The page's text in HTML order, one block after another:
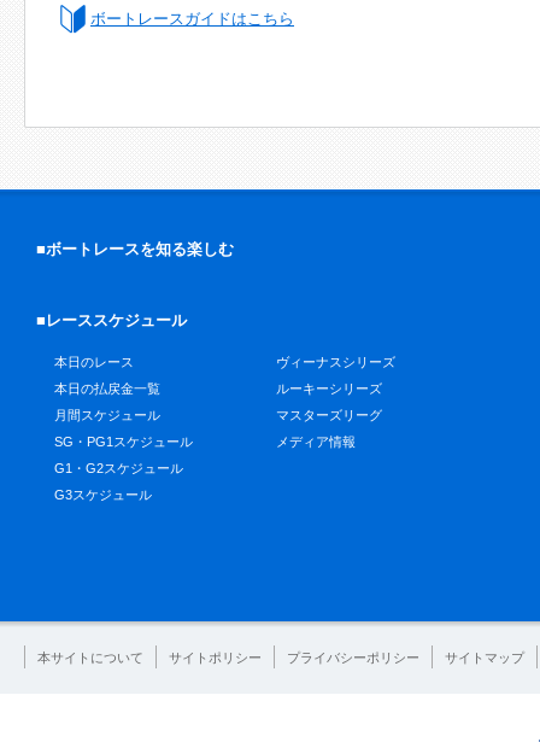
ボートレースガイドはこちら
■ボートレースを知る楽しむ
■レーススケジュール
本日のレース
本日の払戻金一覧
月間スケジュール
SG・PG1スケジュール
G1・G2スケジュール
G3スケジュール
ヴィーナスシリーズ
ルーキーシリーズ
マスターズリーグ
メディア情報
本サイトについて サイトポリシー プライバシーポリシー サイトマップ